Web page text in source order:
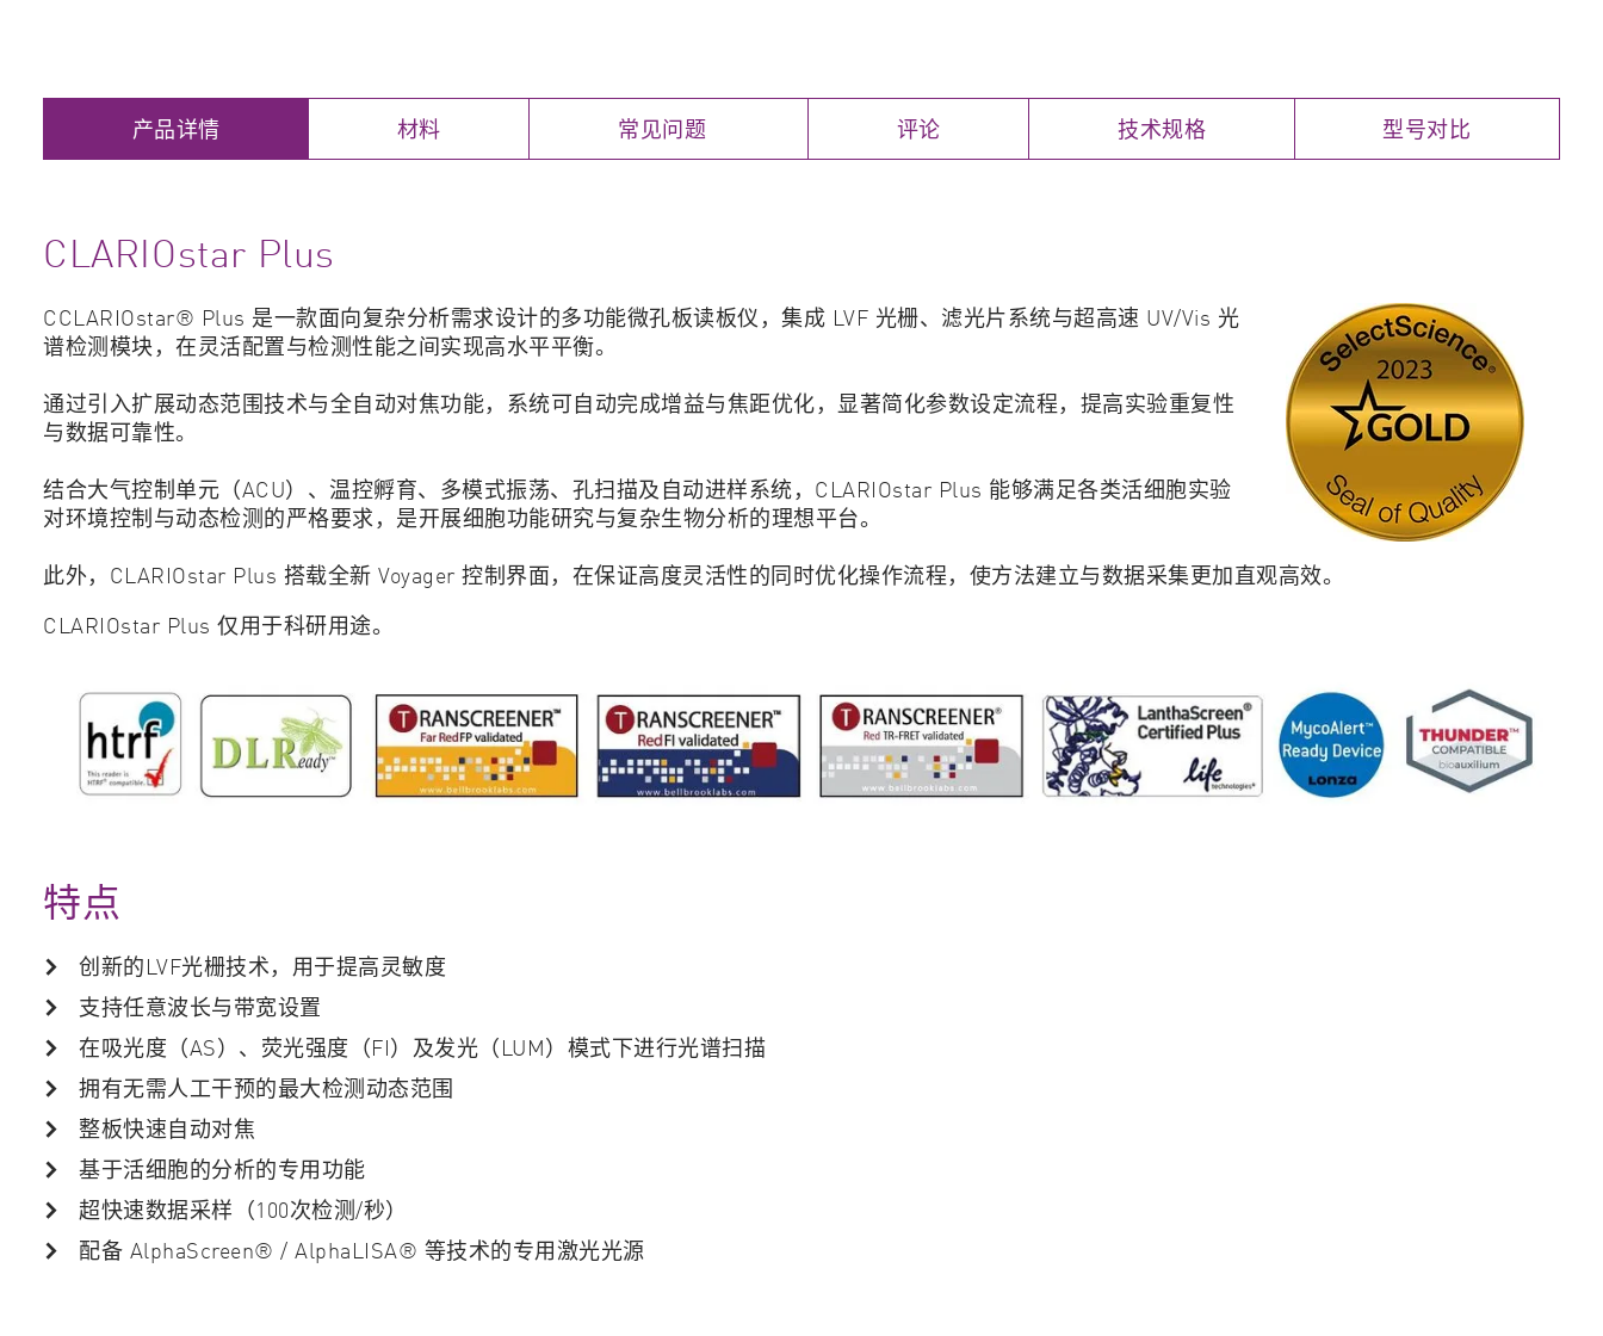
产品详情 材料 常见问题 评论 技术规格 型号对比
CLARIOstar Plus
CCLARIOstar® Plus 是一款面向复杂分析需求设计的多功能微孔板读板仪，集成 LVF 光栅、滤光片系统与超高速 UV/Vis 光
谱检测模块，在灵活配置与检测性能之间实现高水平平衡。
通过引入扩展动态范围技术与全自动对焦功能，系统可自动完成增益与焦距优化，显著简化参数设定流程，提高实验重复性
与数据可靠性。
结合大气控制单元（ACU）、温控孵育、多模式振荡、孔扫描及自动进样系统，CLARIOstar Plus 能够满足各类活细胞实验
对环境控制与动态检测的严格要求，是开展细胞功能研究与复杂生物分析的理想平台。
此外，CLARIOstar Plus 搭载全新 Voyager 控制界面，在保证高度灵活性的同时优化操作流程，使方法建立与数据采集更加直观高效。
CLARIOstar Plus 仅用于科研用途。
特点
创新的LVF光栅技术，用于提高灵敏度
支持任意波长与带宽设置
在吸光度（AS）、荧光强度（FI）及发光（LUM）模式下进行光谱扫描
拥有无需人工干预的最大检测动态范围
整板快速自动对焦
基于活细胞的分析的专用功能
超快速数据采样（100次检测/秒）
配备 AlphaScreen® / AlphaLISA® 等技术的专用激光光源